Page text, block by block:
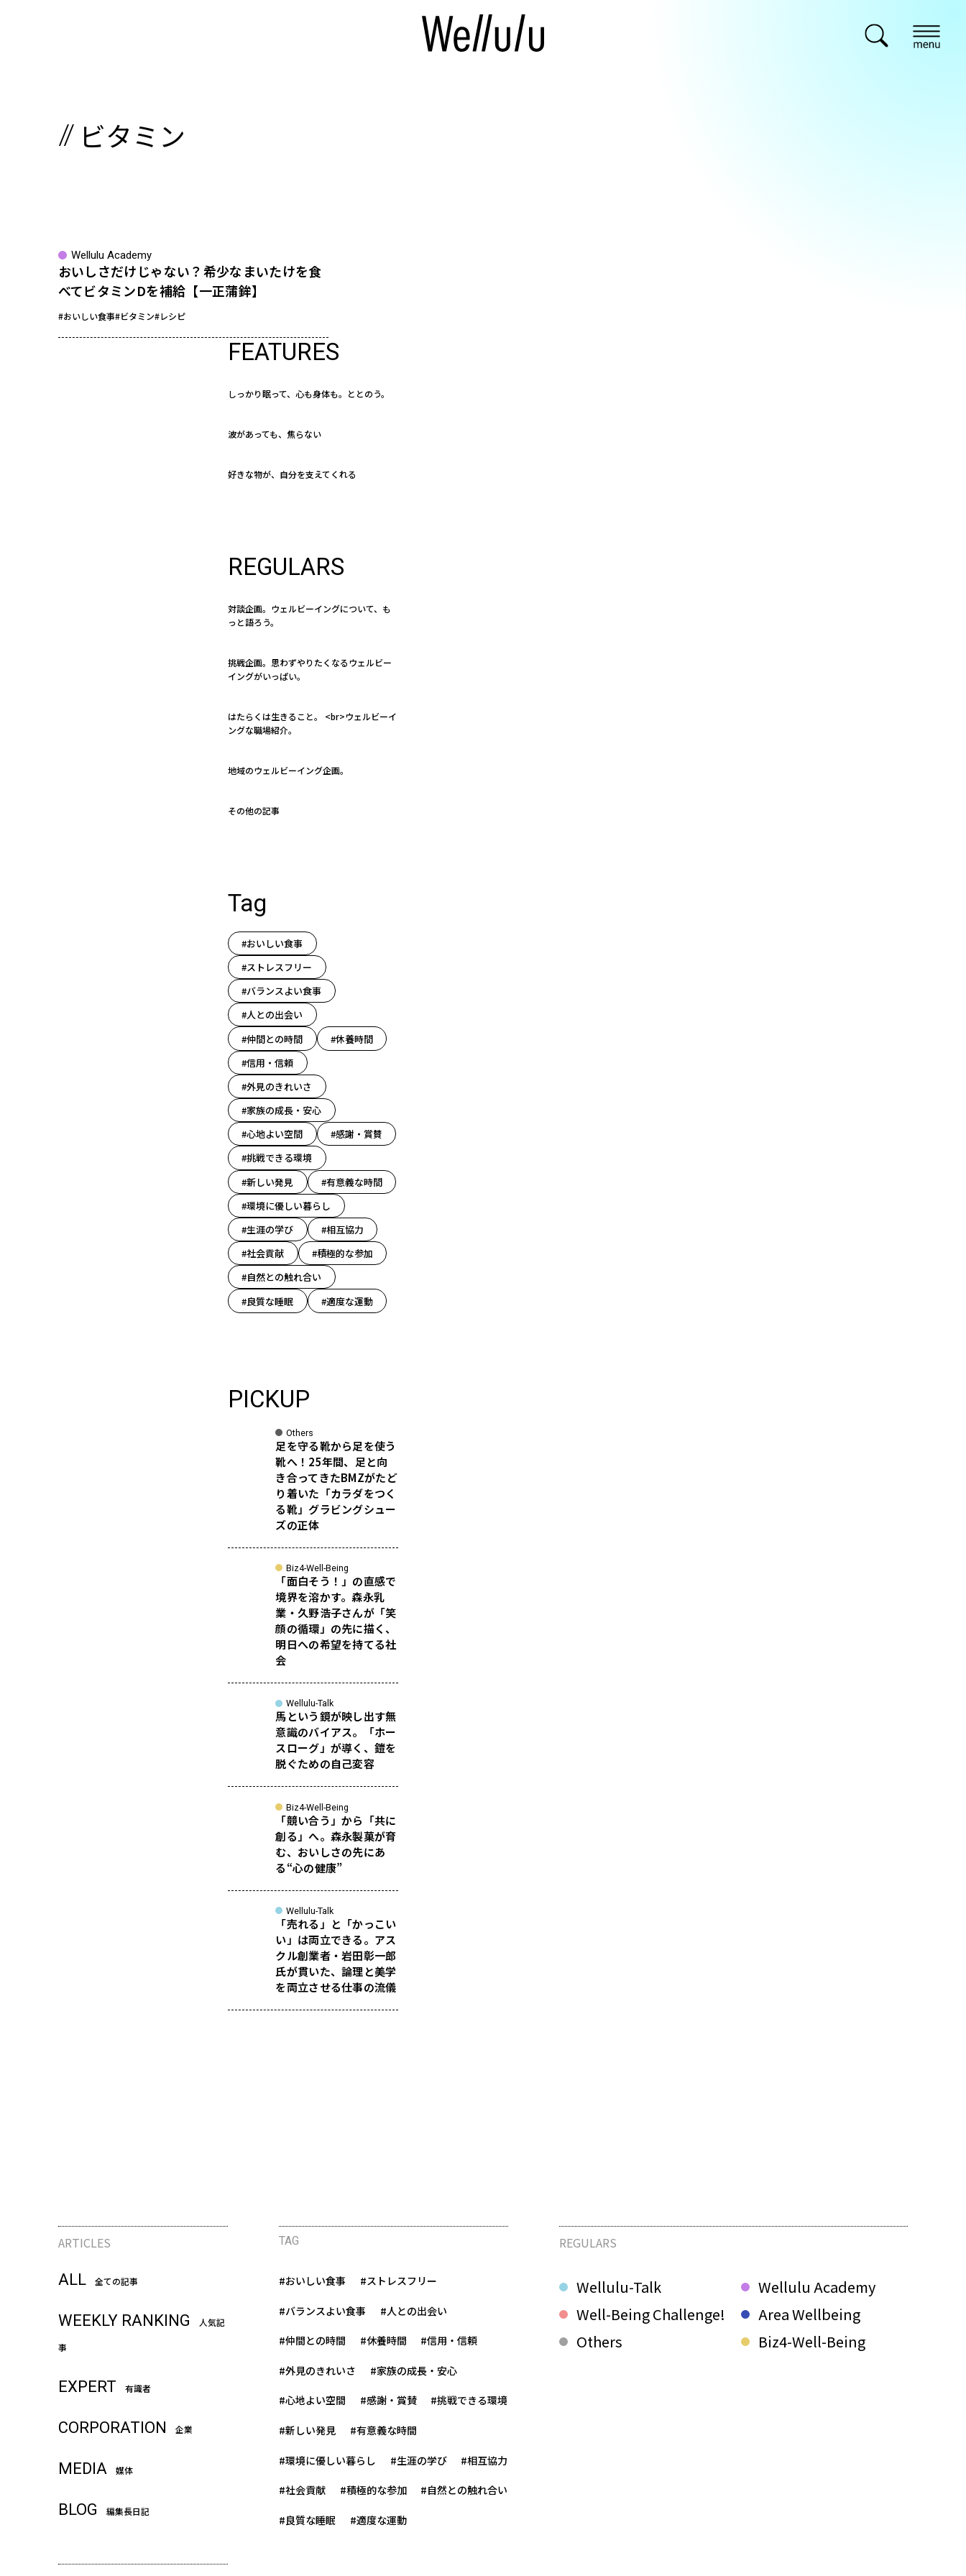
ビタミン
Wellulu Academy
おいしさだけじゃない？希少なまいたけを食
べてビタミンDを補給【一正蒲鉾】
#おいしい食事#ビタミン#レシピ
FEATURES
しっかり眠って、心も身体も。ととのう。
波があっても、焦らない
好きな物が、自分を支えてくれる
REGULARS
対談企画。ウェルビーイングについて、も
っと語ろう。
挑戦企画。思わずやりたくなるウェルビー
イングがいっぱい。
はたらくは生きること。 <br>ウェルビーイ
ングな職場紹介。
地域のウェルビーイング企画。
その他の記事
Tag
#おいしい食事
#ストレスフリー
#バランスよい食事
#人との出会い
#仲間との時間
#休養時間
#信用・信頼
#外見のきれいさ
#家族の成長・安心
#心地よい空間
#感謝・賞賛
#挑戦できる環境
#新しい発見
#有意義な時間
#環境に優しい暮らし
#生涯の学び
#相互協力
#社会貢献
#積極的な参加
#自然との触れ合い
#良質な睡眠
#適度な運動
PICKUP
Others
足を守る靴から足を使う
靴へ！25年間、足と向
き合ってきたBMZがたど
り着いた「カラダをつく
る靴」グラビングシュー
ズの正体
Biz4-Well-Being
「面白そう！」の直感で
境界を溶かす。森永乳
業・久野浩子さんが「笑
顔の循環」の先に描く、
明日への希望を持てる社
会
Wellulu-Talk
馬という鏡が映し出す無
意識のバイアス。「ホー
スローグ」が導く、鎧を
脱ぐための自己変容
Biz4-Well-Being
「競い合う」から「共に
創る」へ。森永製菓が育
む、おいしさの先にあ
る“心の健康”
Wellulu-Talk
「売れる」と「かっこい
い」は両立できる。アス
クル創業者・岩田彰一郎
氏が貫いた、論理と美学
を両立させる仕事の流儀
ARTICLES
ALL 全ての記事
WEEKLY RANKING 人気記
事
EXPERT 有識者
CORPORATION 企業
MEDIA 媒体
BLOG 編集長日記
TAG
#おいしい食事 #ストレスフリー
#バランスよい食事 #人との出会い
#仲間との時間 #休養時間 #信用・信頼
#外見のきれいさ #家族の成長・安心
#心地よい空間 #感謝・賞賛 #挑戦できる環境
#新しい発見 #有意義な時間
#環境に優しい暮らし #生涯の学び #相互協力
#社会貢献 #積極的な参加 #自然との触れ合い
#良質な睡眠 #適度な運動
REGULARS
Wellulu-Talk
Well-Being Challenge!
Biz4-Well-Being
Wellulu Academy
Area Wellbeing
Others